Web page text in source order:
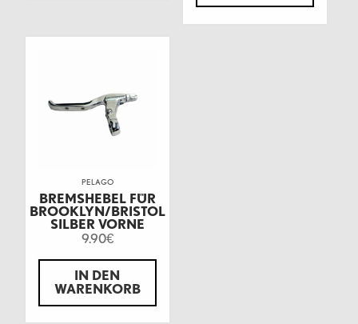
PELAGO
BREMSHEBEL FÜR
BROOKLYN/BRISTOL
SILBER VORNE
9.90€
IN DEN
WARENKORB